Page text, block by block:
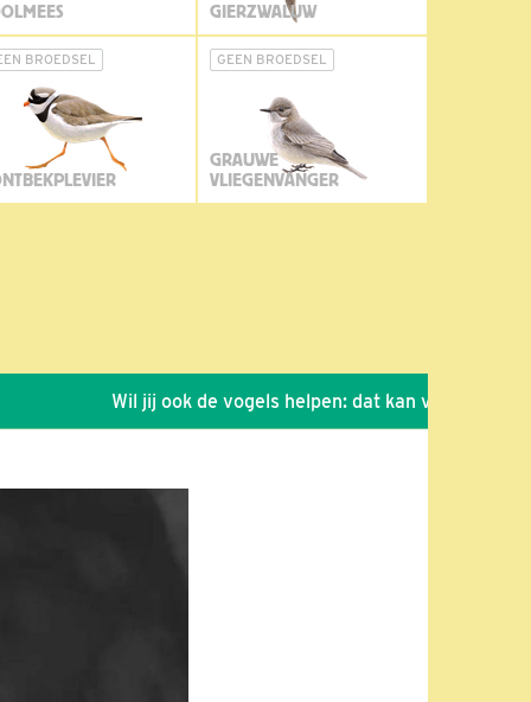
GIERZWALUW
BROEDSEL GEEN BROEDSEL
GRAUWE
VLIEGENVANGER
Wil jij ook de vogels helpen: dat kan via de link!